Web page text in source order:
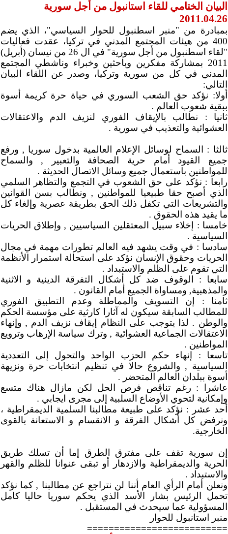
البيان الختامي للقاء استانبول من أجل سورية
2011.04.26
بمبادرة من "منبر اسطنبول للحوار السياسي"، الذي يضم
400 من هيئات المجتمع المدني في تركيا، عقدت فعاليات
"لقاء اسطنبول من أجل سورية" في ال 26 من نيسان (أبريل)
2011 بمشاركة مفكرين وباحثين وخبراء وناشطي المجتمع
المدني في كل من سورية وتركيا، وصدر عن اللقاء البيان
التالي:
أولا: نؤكد حق الشعب السوري في حياة حرة كريمة أسوة
ببقية شعوب العالم .
ثانيا : نطالب بالإيقاف الفوري لنزيف الدم والاعتقالات
العشوائية والتعذيب في سورية .
ثالثا : السماح لوسائل الإعلام العالمية بدخول سوريا , ورفع
جميع القيود أمام حرية الصحافة والتعبير , والسماح
للمواطنين باستعمال جميع وسائل الاتصال الحديثة .
رابعا : نؤكد على حق الشعوب في التجمع والتظاهر السلمي
الذي أصبح حقا طبيعيا للمواطنين , ونطالب بسن القوانين
والتشريعات التي تكفل ذلك الحق بطريقة عصرية وإلغاء كل
ما يقيد هذه الحقوق .
خامسا : إخلاء سبيل المعتقلين السياسيين , وإطلاق الحريات
السياسية .
سادسا : في وقت يشهد فيه العالم تطورات مهمة في مجال
الحريات وحقوق الإنسان نؤكد على استحالة استمرار الأنظمة
التي تقوم على الظلم والاستبداد .
سابعا : الوقوف ضد كل أشكال التفرقة الدينية و الاثنية
والمذهبية, ومساواة الجميع أمام القانون .
ثامنا : إن التسويف والمماطلة وعدم التطبيق الفوري
للمطالب السابقة سيكون له آثارا كارثية على مؤسسة الحكم
والوطن . لذا يتوجب على النظام إيقاف نزيف الدم , وإنهاء
الاعتقالات الجماعية العشوائية , وترك سياسة الإرهاب وترويع
المواطنين .
تاسعا : إنهاء حكم الحزب الواحد والتحول إلى التعددية
السياسية , والشروع حالا في تنظيم انتخابات حرة ونزيهة
أسوة ببلدان العالم المتحضر .
عاشرا : رغم تناقص فرص الحل لكن مازال هناك متسع
وإمكانية لتحوي الأوضاع السلبية إلى مجرى ايجابي .
أحد عشر : نؤكد على طبيعة مطالبنا السلمية الديمقراطية ،
ونرفض كل أشكال الفرقة و الانقسام و الاستعانة بالقوى
الخارجية.
إن سورية تقف على مفترق الطرق إما أن تسلك طريق
الحرية والديمقراطية والازدهار أو تبقى عنوانا للظلم والقهر
والاستبداد .
ونعلن أمام الرأي العام أننا لن نتراجع عن مطالبنا , كما نؤكد
تحمل الرئيس بشار الأسد الذي يحكم سوريا حاليا كامل
المسؤولية عما سيحدث في المستقبل .
منبر استانبول للحوار
==========================